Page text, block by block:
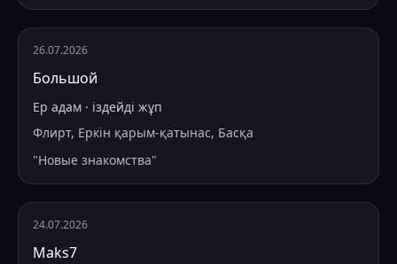
26.07.2026
Большой
Ер адам · іздейді жұп
Флирт, Еркін қарым-қатынас, Басқа
"Новые знакомства"
24.07.2026
Maks7